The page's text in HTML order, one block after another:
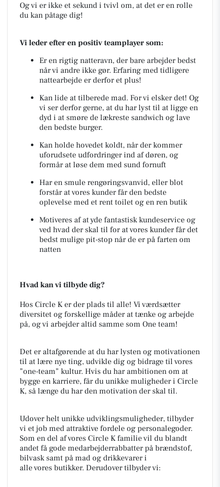
Og vi er ikke et sekund i tvivl om, at det er en rolle
du kan påtage dig!
Vi leder efter en positiv teamplayer som:
Er en rigtig natteravn, der bare arbejder bedst
når vi andre ikke gør. Erfaring med tidligere
nattearbejde er derfor et plus!
Kan lide at tilberede mad. For vi elsker det! Og
vi ser derfor gerne, at du har lyst til at ligge en
dyd i at smøre de lækreste sandwich og lave
den bedste burger.
Kan holde hovedet koldt, når der kommer
uforudsete udfordringer ind af døren, og
formår at løse dem med sund fornuft
Har en smule rengøringsvanvid, eller blot
forstår at vores kunder får den bedste
oplevelse med et rent toilet og en ren butik
Motiveres af at yde fantastisk kundeservice og
ved hvad der skal til for at vores kunder får det
bedst mulige pit-stop når de er på farten om
natten
Hvad kan vi tilbyde dig?
Hos Circle K er der plads til alle! Vi værdsætter
diversitet og forskellige måder at tænke og arbejde
på, og vi arbejder altid samme som One team!
Det er altafgørende at du har lysten og motivationen
til at lære nye ting, udvikle dig og bidrage til vores
”one-team” kultur. Hvis du har ambitionen om at
bygge en karriere, får du unikke muligheder i Circle
K, så længe du har den motivation der skal til.
Udover helt unikke udviklingsmuligheder, tilbyder
vi et job med attraktive fordele og personalegoder.
Som en del af vores Circle K familie vil du blandt
andet få gode medarbejderrabbatter på brændstof,
bilvask samt på mad og drikkevarer i
alle vores butikker. Derudover tilbyder vi: